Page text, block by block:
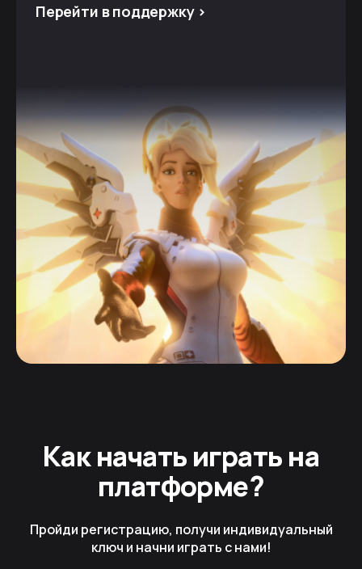
Перейти в поддержку >
Как начать играть на
платформе?
Пройди регистрацию, получи индивидуальный
ключ и начни играть с нами!